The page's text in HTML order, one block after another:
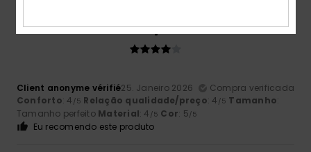
4/5
Client anonyme vérifié25. Janeiro 2026
Compra verificada
Conforto: 4 /5 Relação qualidade/preço: 4 /5 Tamanho:
Tamanho perfeito Material: 4 /5 Cor: 5/5
Eu recomendo este produto